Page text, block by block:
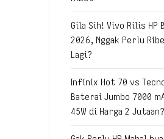
Gila Sih! Vivo Rilis HP
2026, Nggak Perlu
Lagi?
Infinix Hot 70 vs
Baterai Jumbo 7000
45W di Harga 2 Jutaan?